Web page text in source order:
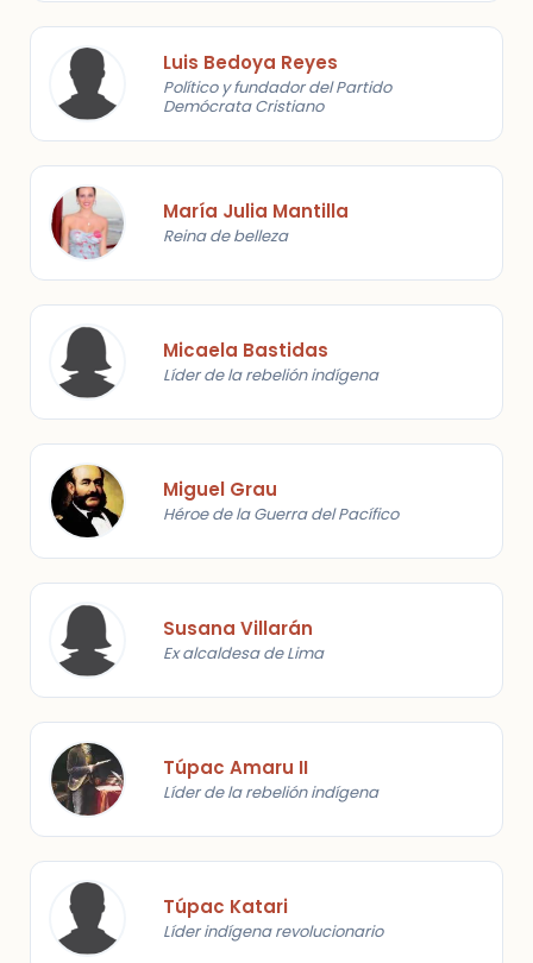
Luis Bedoya Reyes
Político y fundador del Partido
Demócrata Cristiano
María Julia Mantilla
Reina de belleza
Micaela Bastidas
Líder de la rebelión indígena
Miguel Grau
Héroe de la Guerra del Pacífico
Susana Villarán
Ex alcaldesa de Lima
Túpac Amaru II
Líder de la rebelión indígena
Túpac Katari
Líder indígena revolucionario